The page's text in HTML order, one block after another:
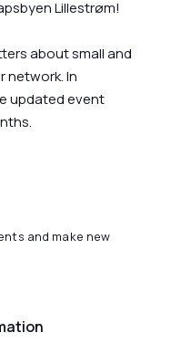
Lillestrøm!
about small and
network. In
updated event
and make new